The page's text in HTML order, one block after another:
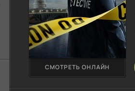
СМОТРЕТЬ ОНЛАЙН